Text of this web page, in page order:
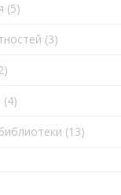
(5)
(3)
(4)
(13)